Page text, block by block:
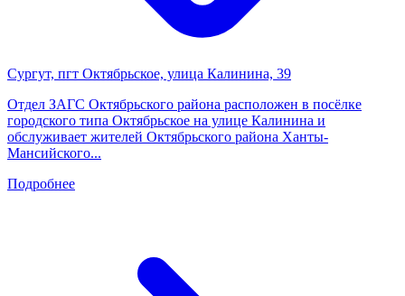
Сургут, пгт Октябрьское, улица Калинина, 39
Отдел ЗАГС Октябрьского района расположен в посёлке
городского типа Октябрьское на улице Калинина и
обслуживает жителей Октябрьского района Ханты-
Мансийского...
Подробнее